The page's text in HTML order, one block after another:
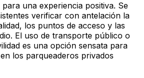
una experiencia positiva. Se
verificar con antelación la
los puntos de acceso y las
El uso de transporte público o
es una opción sensata para
los parqueaderos privados